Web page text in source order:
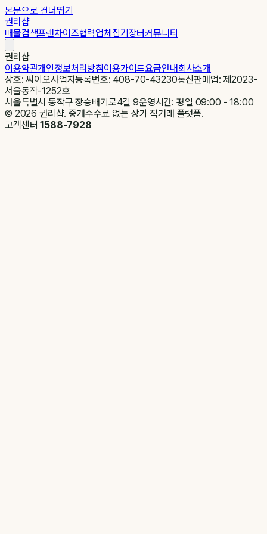
본문으로 건너뛰기
권리샵
매물검색프랜차이즈협력업체집기장터커뮤니티
권리샵
이용약관개인정보처리방침이용가이드요금안내회사소개
상호: 씨이오사업자등록번호: 408-70-43230통신판매업: 제2023-
서울동작-1252호
서울특별시 동작구 장승배기로4길 9운영시간: 평일 09:00 - 18:00
© 2026 권리샵. 중개수수료 없는 상가 직거래 플랫폼.
고객센터1588-7928